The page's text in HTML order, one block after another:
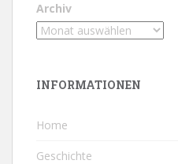
Archiv
INFORMATIONEN
Home
Geschichte